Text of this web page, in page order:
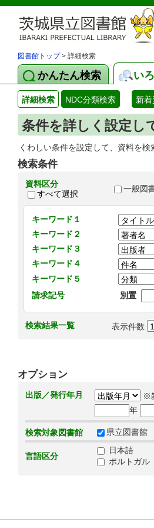
図書館トップ> 詳細検索
かんたん検索 い
詳細検索 NDC分類検索 新
条件を詳しく設定し
くわしい条件を設定して、資料を検
検索条件
資料区分
すべて選択
一般図
キーワード１
キーワード２
キーワード３
キーワード４
キーワード５
請求記号
別置
検索結果一覧 表示件数
オプション
出版／発行年月
※
年
検索対象図書館 県立図書館
言語区分
日本語
ポルトガル